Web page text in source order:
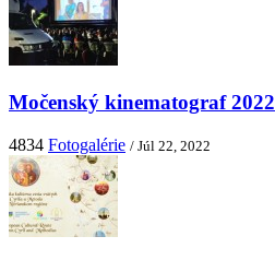
Močenský kinematograf 2022
4834 Fotogalérie / Júl 22, 2022